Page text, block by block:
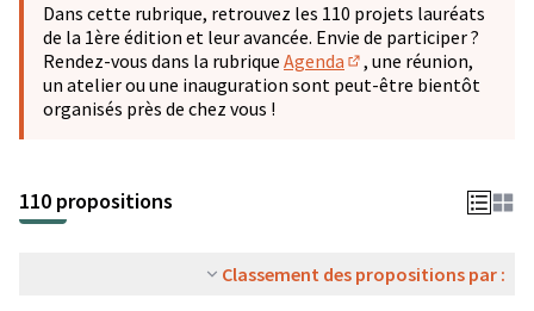
−
Dans cette rubrique, retrouvez les 110 projets lauréats
de la 1ère édition et leur avancée. Envie de participer ?
Rendez-vous dans la rubrique Agenda
(S'ouvre dans un
, une réunion,
un atelier ou une inauguration sont peut-être bientôt
organisés près de chez vous !
110 propositions
Classement des propositions par :